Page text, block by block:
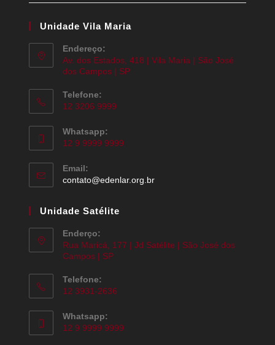
Unidade Vila Maria
Endereço:
Av. dos Estados, 418 | Vila Maria | São José
dos Campos | SP
Telefone:
12 3206 9999
Whatsapp:
12 9 9999 9999
Email:
contato@edenlar.org.br
Unidade Satélite
Enderço:
Rua Maricá, 177 | Jd Satélite | São José dos
Campos | SP
Telefone:
12 3931-2636
Whatsapp:
12 9 9999 9999